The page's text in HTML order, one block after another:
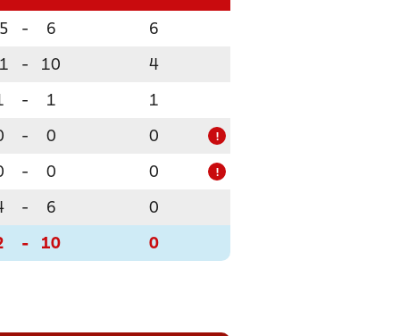
- 6 6
- 10 4
- 1 1
- 0 0 !
- 0 0 !
- 6 0
- 10 0